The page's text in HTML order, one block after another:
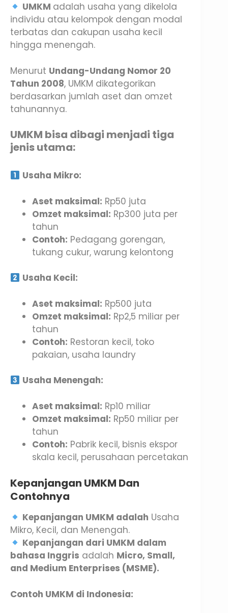
UMKM adalah usaha yang dikelola
individu atau kelompok dengan modal
terbatas dan cakupan usaha kecil
hingga menengah.
Menurut Undang-Undang Nomor 20
Tahun 2008, UMKM dikategorikan
berdasarkan jumlah aset dan omzet
tahunannya.
UMKM bisa dibagi menjadi tiga
jenis utama:
Usaha Mikro:
Aset maksimal: Rp50 juta
Omzet maksimal: Rp300 juta per
tahun
Contoh: Pedagang gorengan,
tukang cukur, warung kelontong
Usaha Kecil:
Aset maksimal: Rp500 juta
Omzet maksimal: Rp2,5 miliar per
tahun
Contoh: Restoran kecil, toko
pakaian, usaha laundry
Usaha Menengah:
Aset maksimal: Rp10 miliar
Omzet maksimal: Rp50 miliar per
tahun
Contoh: Pabrik kecil, bisnis ekspor
skala kecil, perusahaan percetakan
Kepanjangan UMKM Dan
Contohnya
Kepanjangan UMKM adalah Usaha
Mikro, Kecil, dan Menengah.
Kepanjangan dari UMKM dalam
bahasa Inggris adalah Micro, Small,
and Medium Enterprises (MSME).
Contoh UMKM di Indonesia: